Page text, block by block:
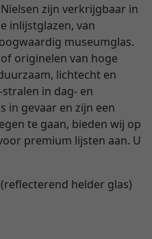
zijn verkrijgbaar in
inlijstglazen, van
museumglas.
originelen van hoge
lichtecht en
in dag- en
in gevaar en zijn een
te gaan, bieden wij op
premium lijsten aan. U
helder glas)